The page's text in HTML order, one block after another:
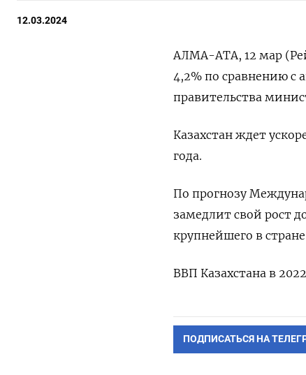
12.03.2024
АЛМА-АТА, 12 мар
4,2% по сравнению с
правительства
Казахстан ждет
года.
По прогнозу
замедлит свой рост
крупнейшего в
ВВП Казахстана в
ПОДПИСАТЬСЯ НА